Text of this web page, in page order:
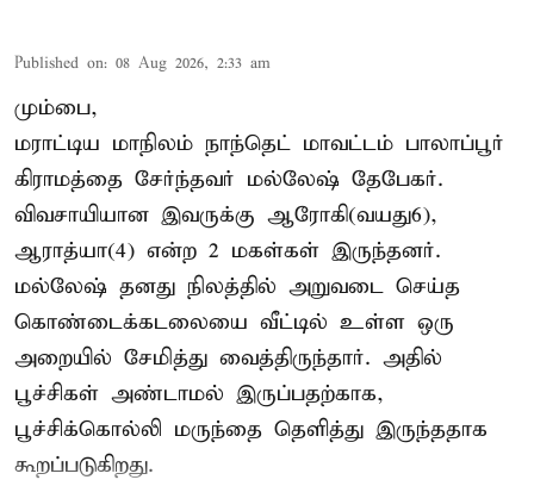
Published on: 08 Aug 2026, 2:33 am
மும்பை,
மராட்டிய மாநிலம் நாந்தெட் மாவட்டம் பாலாப்பூர்
கிராமத்தை சேர்ந்தவர் மல்லேஷ் தேபேகர்.
விவசாயியான இவருக்கு ஆரோகி(வயது6),
ஆராத்யா(4) என்ற 2 மகள்கள் இருந்தனர்.
மல்லேஷ் தனது நிலத்தில் அறுவடை செய்த
கொண்டைக்கடலையை வீட்டில் உள்ள ஒரு
அறையில் சேமித்து வைத்திருந்தார். அதில்
பூச்சிகள் அண்டாமல் இருப்பதற்காக,
பூச்சிக்கொல்லி மருந்தை தெளித்து இருந்ததாக
கூறப்படுகிறது.